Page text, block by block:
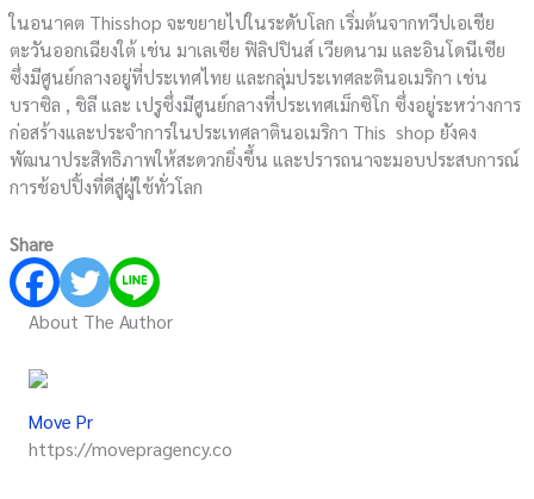
ในอนาคต Thisshop จะขยายไปในระดับโลก เริ่มต้นจากทวีปเอเชีย
ตะวันออกเฉียงใต้ เช่น มาเลเซีย ฟิลิปปินส์ เวียดนาม และอินโดนีเซีย
ซึ่งมีศูนย์กลางอยู่ที่ประเทศไทย และกลุ่มประเทศละตินอเมริกา เช่น
บราซิล , ชิลี และ เปรูซึ่งมีศูนย์กลางที่ประเทศเม็กซิโก ซึ่งอยู่ระหว่างการ
ก่อสร้างและประจำการในประเทศลาตินอเมริกา This shop ยังคง
พัฒนาประสิทธิภาพให้สะดวกยิ่งขึ้น และปรารถนาจะมอบประสบการณ์
การช้อปปิ้งที่ดีสู่ผู้ใช้ทั่วโลก
Share
About The Author
Move Pr
https://movepragency.co